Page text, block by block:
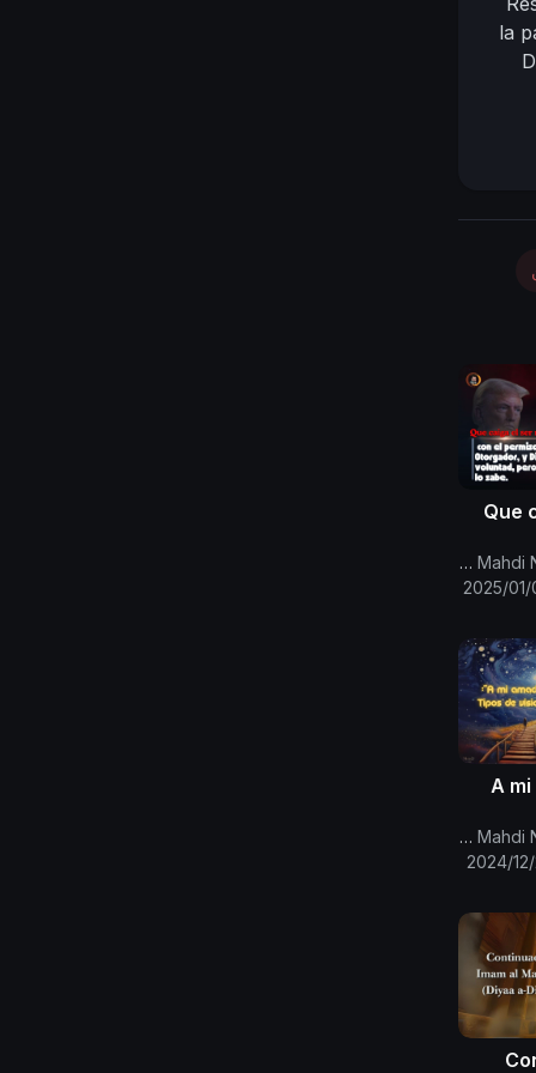
la
Que
Canal Oficial Del Imam Al Mahdi Nasser Mohammed
2025/01/
A
Canal Oficial Del Imam Al Mahdi Nasser Mohammed
2024/